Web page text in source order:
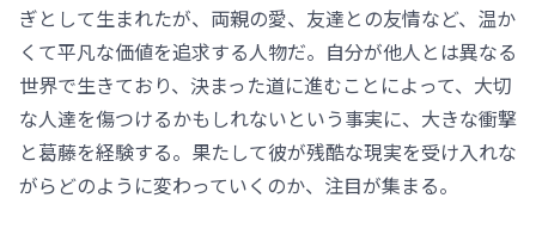
ぎとして生まれたが、両親の愛、友達との友情など、温か
くて平凡な価値を追求する人物だ。自分が他人とは異なる
世界で生きており、決まった道に進むことによって、大切
な人達を傷つけるかもしれないという事実に、大きな衝撃
と葛藤を経験する。果たして彼が残酷な現実を受け入れな
がらどのように変わっていくのか、注目が集まる。